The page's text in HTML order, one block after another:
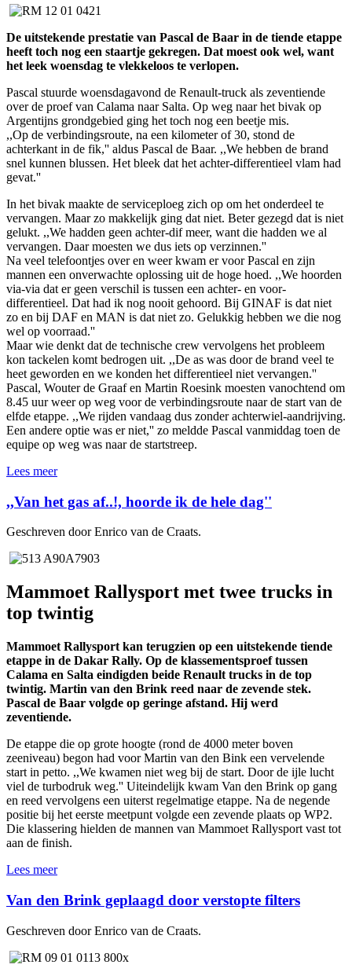
De uitstekende prestatie van Pascal de Baar in de tiende etappe
heeft toch nog een staartje gekregen. Dat moest ook wel, want
het leek woensdag te vlekkeloos te verlopen.
Pascal stuurde woensdagavond de Renault-truck als zeventiende
over de proef van Calama naar Salta. Op weg naar het bivak op
Argentijns grondgebied ging het toch nog een beetje mis.
,,Op de verbindingsroute, na een kilometer of 30, stond de
achterkant in de fik,'' aldus Pascal de Baar. ,,We hebben de brand
snel kunnen blussen. Het bleek dat het achter-differentieel vlam had
gevat.''
In het bivak maakte de serviceploeg zich op om het onderdeel te
vervangen. Maar zo makkelijk ging dat niet. Beter gezegd dat is niet
gelukt. ,,We hadden geen achter-dif meer, want die hadden we al
vervangen. Daar moesten we dus iets op verzinnen.''
Na veel telefoontjes over en weer kwam er voor Pascal en zijn
mannen een onverwachte oplossing uit de hoge hoed. ,,We hoorden
via-via dat er geen verschil is tussen een achter- en voor-
differentieel. Dat had ik nog nooit gehoord. Bij GINAF is dat niet
zo en bij DAF en MAN is dat niet zo. Gelukkig hebben we die nog
wel op voorraad.''
Maar wie denkt dat de technische crew vervolgens het probleem
kon tackelen komt bedrogen uit. ,,De as was door de brand veel te
heet geworden en we konden het differentieel niet vervangen.''
Pascal, Wouter de Graaf en Martin Roesink moesten vanochtend om
8.45 uur weer op weg voor de verbindingsroute naar de start van de
elfde etappe. ,,We rijden vandaag dus zonder achterwiel-aandrijving.
Een andere optie was er niet,'' zo meldde Pascal vanmiddag toen de
equipe op weg was naar de startstreep.
Lees meer
,,Van het gas af..!, hoorde ik de hele dag''
Geschreven door Enrico van de Craats.
Mammoet Rallysport met twee trucks in
top twintig
Mammoet Rallysport kan terugzien op een uitstekende tiende
etappe in de Dakar Rally. Op de klassementsproef tussen
Calama en Salta eindigden beide Renault trucks in de top
twintig. Martin van den Brink reed naar de zevende stek.
Pascal de Baar volgde op geringe afstand. Hij werd
zeventiende.
De etappe die op grote hoogte (rond de 4000 meter boven
zeeniveau) begon had voor Martin van den Bink een vervelende
start in petto. ,,We kwamen niet weg bij de start. Door de ijle lucht
viel de turbodruk weg.'' Uiteindelijk kwam Van den Brink op gang
en reed vervolgens een uiterst regelmatige etappe. Na de negende
positie bij het eerste meetpunt volgde een zevende plaats op WP2.
Die klassering hielden de mannen van Mammoet Rallysport vast tot
aan de finish.
Lees meer
Van den Brink geplaagd door verstopte filters
Geschreven door Enrico van de Craats.